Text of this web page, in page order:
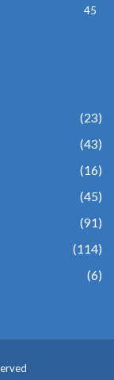
45
(23)
(43)
(16)
(45)
(91)
(114)
(6)